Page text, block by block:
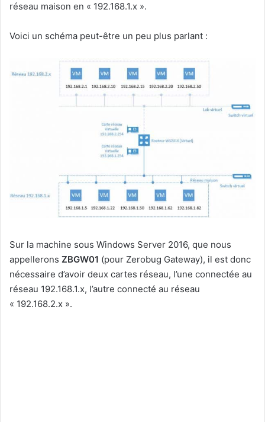
réseau maison en « 192.168.1.x ».
Voici un schéma peut-être un peu plus parlant :
Sur la machine sous Windows Server 2016, que nous
appellerons ZBGW01 (pour Zerobug Gateway), il est donc
nécessaire d’avoir deux cartes réseau, l’une connectée au
réseau 192.168.1.x, l’autre connecté au réseau
« 192.168.2.x ».